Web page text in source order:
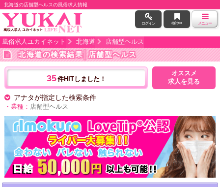
北海道の店舗型ヘルスの風俗求人情報
ログイン 検討中 メニュー
風俗求人ユカイネット 北海道 店舗型ヘルス
北海道の検索結果│店舗型ヘルス
35件HITしました！
オススメ
求人を見る
アナタが指定した検索条件
・業種： 店舗型ヘルス